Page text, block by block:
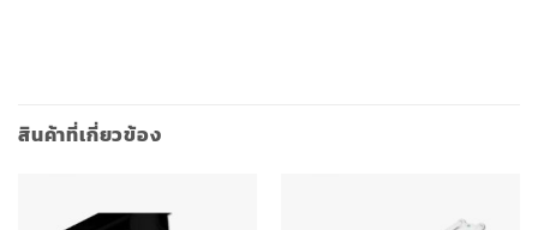
สินค้าที่เกี่ยวข้อง